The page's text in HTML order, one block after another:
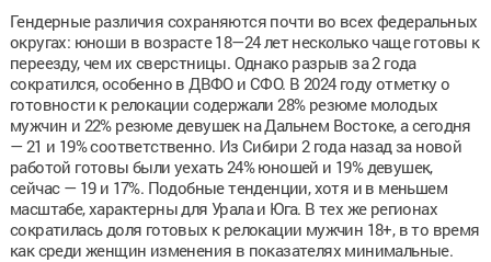
Гендерные различия сохраняются почти во всех федеральных
округах: юноши в возрасте 18—24 лет несколько чаще готовы к
переезду, чем их сверстницы. Однако разрыв за 2 года
сократился, особенно в ДВФО и СФО. В 2024 году отметку о
готовности к релокации содержали 28% резюме молодых
мужчин и 22% резюме девушек на Дальнем Востоке, а сегодня
— 21 и 19% соответственно. Из Сибири 2 года назад за новой
работой готовы были уехать 24% юношей и 19% девушек,
сейчас — 19 и 17%. Подобные тенденции, хотя и в меньшем
масштабе, характерны для Урала и Юга. В тех же регионах
сократилась доля готовых к релокации мужчин 18+, в то время
как среди женщин изменения в показателях минимальные.